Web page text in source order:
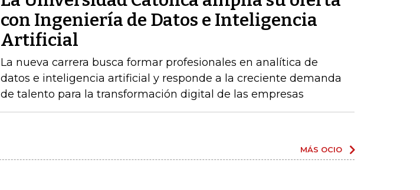
con Ingeniería de Datos e Inteligencia
Artificial
La nueva carrera busca formar profesionales en analítica de
datos e inteligencia artificial y responde a la creciente demanda
de talento para la transformación digital de las empresas
MÁS OCIO